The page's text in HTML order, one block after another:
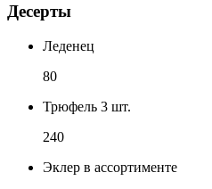
Десерты
Леденец
80
Трюфель 3 шт.
240
Эклер в ассортименте